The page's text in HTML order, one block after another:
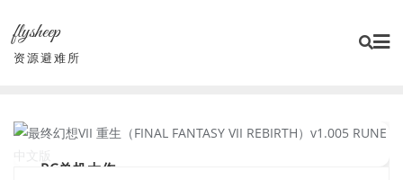
content
flysheep
资源避难所
PC单机大作